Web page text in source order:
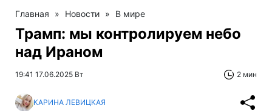
Главная » Новости » В мире
Трамп: мы контролируем небо
над Ираном
19:41 17.06.2025 Вт 2 мин
КАРИНА ЛЕВИЦКАЯ